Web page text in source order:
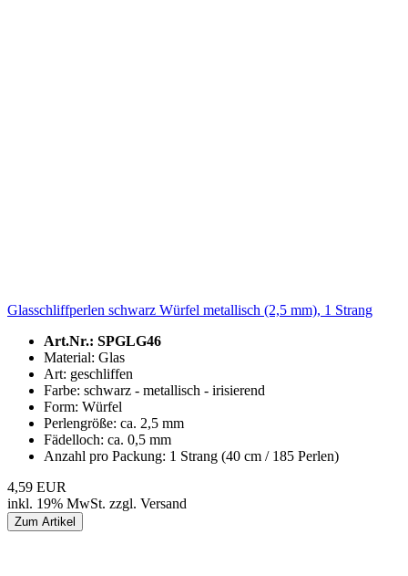
Glasschliffperlen schwarz Würfel metallisch (2,5 mm), 1 Strang
Art.Nr.: SPGLG46
Material: Glas
Art: geschliffen
Farbe: schwarz - metallisch - irisierend
Form: Würfel
Perlengröße: ca. 2,5 mm
Fädelloch: ca. 0,5 mm
Anzahl pro Packung: 1 Strang (40 cm / 185 Perlen)
4,59 EUR
inkl. 19% MwSt. zzgl. Versand